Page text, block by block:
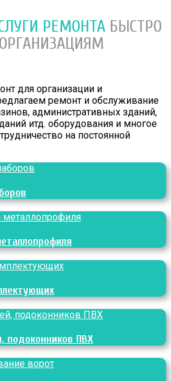
РЕМОНТА БЫСТРО
ОРГАНИЗАЦИЯМ
для организации и
ремонт и обслуживание
административных зданий,
итд. оборудования и многое
на постоянной
подоконников ПВХ